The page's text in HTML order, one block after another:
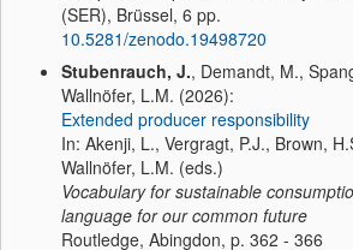
(SER), Brüssel, 6 pp.
10.5281/zenodo.19498720
Stubenrauch, J., Demandt, M.,
Wallnöfer, L.M. (2026):
Extended producer responsibility
In: Akenji, L., Vergragt, P.J., Brown,
Wallnöfer, L.M. (eds.)
Vocabulary for sustainable
language for our common future
Routledge, Abingdon, p. 362 - 366